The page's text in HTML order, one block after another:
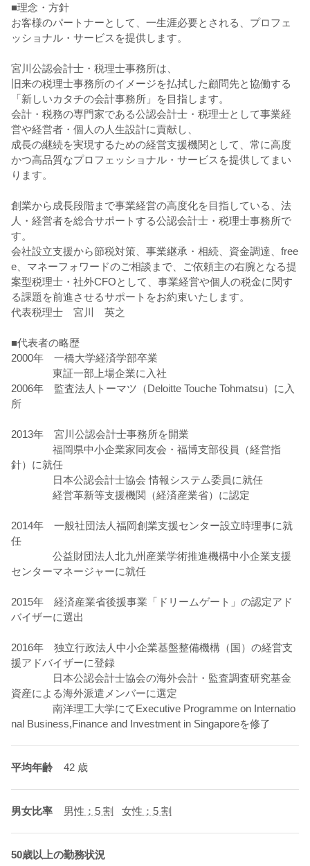
■理念・方針
お客様のパートナーとして、一生涯必要とされる、プロフェ
ッショナル・サービスを提供します。
宮川公認会計士・税理士事務所は、
旧来の税理士事務所のイメージを払拭した顧問先と協働する
「新しいカタチの会計事務所」を目指します。
会計・税務の専門家である公認会計士・税理士として事業経
営や経営者・個人の人生設計に貢献し、
成長の継続を実現するための経営支援機関として、常に高度
かつ高品質なプロフェッショナル・サービスを提供してまい
ります。
創業から成長段階まで事業経営の高度化を目指している、法
人・経営者を総合サポートする公認会計士・税理士事務所で
す。
会社設立支援から節税対策、事業継承・相続、資金調達、free
e、マネーフォワードのご相談まで、ご依頼主の右腕となる提
案型税理士・社外CFOとして、事業経営や個人の税金に関す
る課題を前進させるサポートをお約束いたします。
代表税理士 宮川 英之
■代表者の略歴
2000年 一橋大学経済学部卒業
東証一部上場企業に入社
2006年 監査法人トーマツ（Deloitte Touche Tohmatsu）に入
所
2013年 宮川公認会計士事務所を開業
福岡県中小企業家同友会・福博支部役員（経営指
針）に就任
日本公認会計士協会 情報システム委員に就任
経営革新等支援機関（経済産業省）に認定
2014年 一般社団法人福岡創業支援センター設立時理事に就
任
公益財団法人北九州産業学術推進機構中小企業支援
センターマネージャーに就任
2015年 経済産業省後援事業「ドリームゲート」の認定アド
バイザーに選出
2016年 独立行政法人中小企業基盤整備機構（国）の経営支
援アドバイザーに登録
日本公認会計士協会の海外会計・監査調査研究基金
資産による海外派遣メンバーに選定
南洋理工大学にてExecutive Programme on Internatio
nal Business,Finance and Investment in Singaporeを修了
平均年齢 42 歳
男女比率 男性：5 割 女性：5 割
50歳以上の勤務状況